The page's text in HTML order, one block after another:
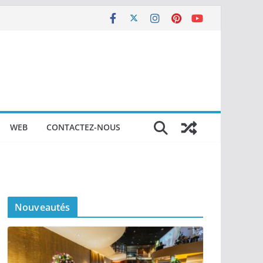
WEB CONTACTEZ-NOUS
Nouveautés